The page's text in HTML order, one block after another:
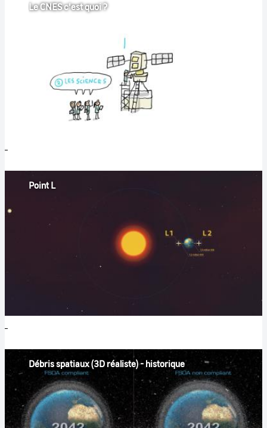
Le CNES c'est quoi ?
Point L
Débris spatiaux (3D réaliste) - historique